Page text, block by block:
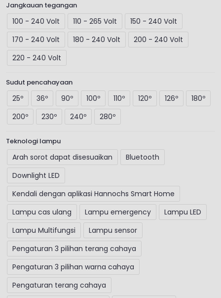
Jangkauan tegangan
100 - 240 Volt 110 - 265 Volt
150 - 240 Volt
170 - 240 Volt
180 - 240 Volt
200 - 240 Volt
220 - 240 Volt
Sudut pencahayaan
25º 36º 90º 100º 110º 120º 126º
180º
200º
230º 240º 280º
Teknologi lampu
Arah sorot dapat disesuaikan
Bluetooth
Downlight LED
Kendali dengan aplikasi Hannochs Smart Home
Lampu cas ulang
Lampu emergency
Lampu LED
Lampu Multifungsi
Lampu sensor
Pengaturan 3 pilihan terang cahaya
Pengaturan 3 pilihan warna cahaya
Pengaturan terang cahaya